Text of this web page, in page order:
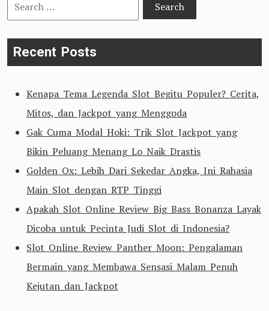
for:
Recent Posts
Kenapa Tema Legenda Slot Begitu Populer? Cerita,
Mitos, dan Jackpot yang Menggoda
Gak Cuma Modal Hoki: Trik Slot Jackpot yang
Bikin Peluang Menang Lo Naik Drastis
Golden Ox: Lebih Dari Sekedar Angka, Ini Rahasia
Main Slot dengan RTP Tinggi
Apakah Slot Online Review Big Bass Bonanza Layak
Dicoba untuk Pecinta Judi Slot di Indonesia?
Slot Online Review Panther Moon: Pengalaman
Bermain yang Membawa Sensasi Malam Penuh
Kejutan dan Jackpot